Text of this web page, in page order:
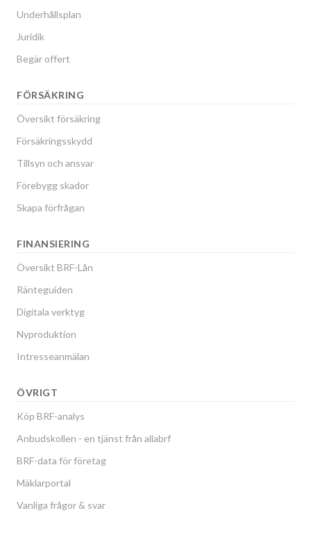
Underhållsplan
Juridik
Begär offert
FÖRSÄKRING
Översikt försäkring
Försäkringsskydd
Tillsyn och ansvar
Förebygg skador
Skapa förfrågan
FINANSIERING
Översikt BRF-Lån
Ränteguiden
Digitala verktyg
Nyproduktion
Intresseanmälan
ÖVRIGT
Köp BRF-analys
Anbudskollen - en tjänst från allabrf
BRF-data för företag
Mäklarportal
Vanliga frågor & svar